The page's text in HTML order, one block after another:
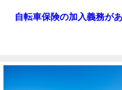
自転車保険の加入義務が